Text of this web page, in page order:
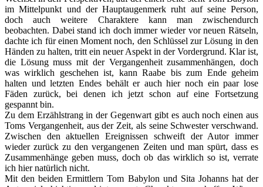
im Mittelpunkt und der Hauptaugenmerk ruht auf seine Person,
doch auch weitere Charaktere kann man zwischendurch
beobachten. Dabei stand ich doch immer wieder vor neuen Rätseln,
dachte ich für einen Moment noch, den Schlüssel zur Lösung in den
Händen zu halten, tritt ein neuer Aspekt in der Vordergrund. Klar ist,
die Lösung muss mit der Vergangenheit zusammenhängen, doch
was wirklich geschehen ist, kann Raabe bis zum Ende geheim
halten und letzten Endes behält er auch hier noch ein paar lose
Fäden zurück, bei denen ich jetzt schon auf eine Fortsetzung
gespannt bin.
Zu dem Erzählstrang in der Gegenwart gibt es auch noch einen aus
Toms Vergangenheit, aus der Zeit, als seine Schwester verschwand.
Zwischen den aktuellen Ereignissen schweift der Autor immer
wieder zurück zu den vergangenen Zeiten und man spürt, dass es
Zusammenhänge geben muss, doch ob das wirklich so ist, verrate
ich hier natürlich nicht.
Mit den beiden Ermittlern Tom Babylon und Sita Johanns hat der